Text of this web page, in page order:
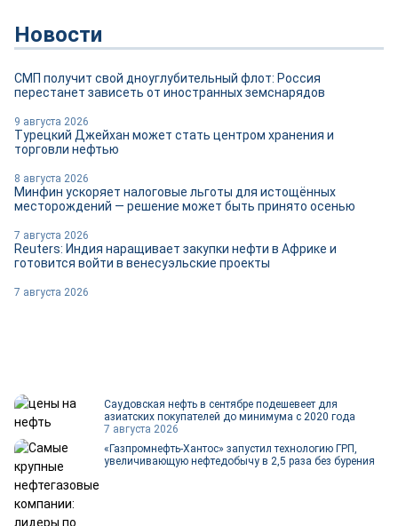
Новости
СМП получит свой дноуглубительный флот: Россия
перестанет зависеть от иностранных земснарядов
9 августа 2026
Турецкий Джейхан может стать центром хранения и
торговли нефтью
8 августа 2026
Минфин ускоряет налоговые льготы для истощённых
месторождений — решение может быть принято осенью
7 августа 2026
Reuters: Индия наращивает закупки нефти в Африке и
готовится войти в венесуэльские проекты
7 августа 2026
Саудовская нефть в сентябре подешевеет для
азиатских покупателей до минимума с 2020 года
7 августа 2026
«Газпромнефть-Хантос» запустил технологию ГРП,
увеличивающую нефтедобычу в 2,5 раза без бурения